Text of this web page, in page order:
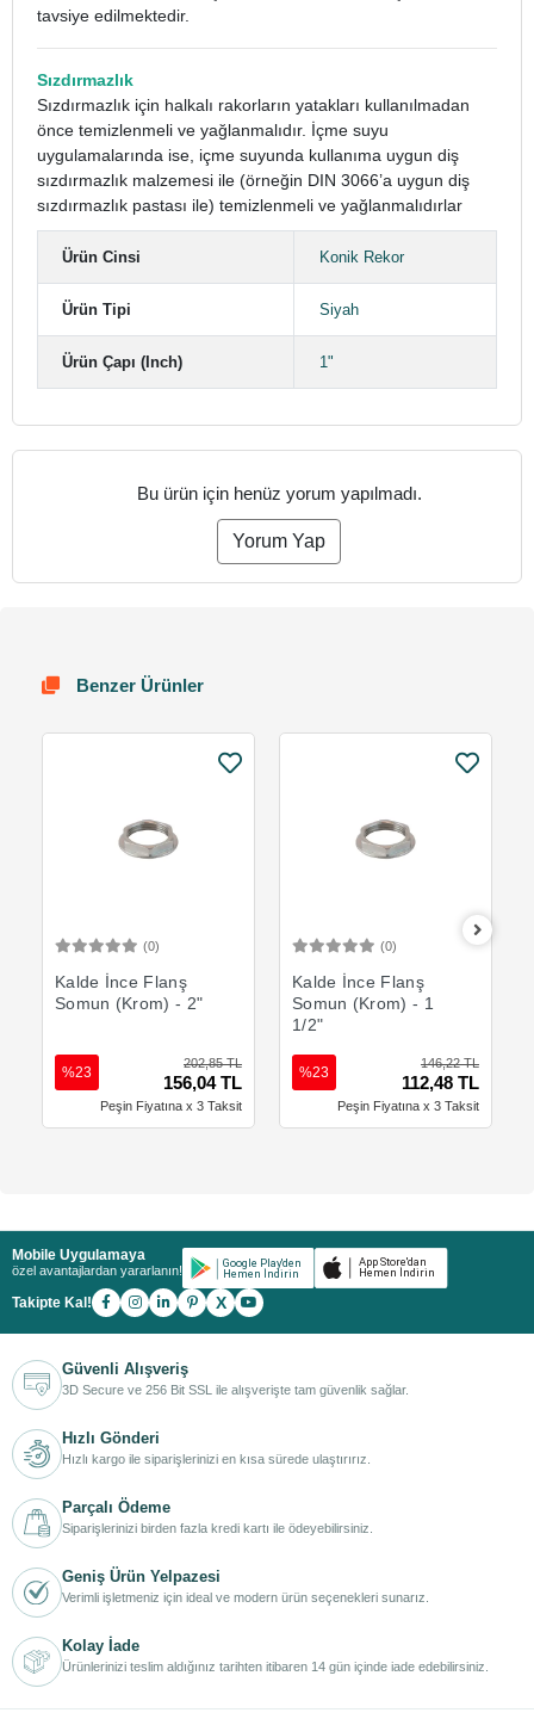
tavsiye edilmektedir.
Sızdırmazlık
Sızdırmazlık için halkalı rakorların yatakları kullanılmadan
önce temizlenmeli ve yağlanmalıdır. İçme suyu
uygulamalarında ise, içme suyunda kullanıma uygun diş
sızdırmazlık malzemesi ile (örneğin DIN 3066’a uygun diş
sızdırmazlık pastası ile) temizlenmeli ve yağlanmalıdırlar
Ürün Cinsi Konik Rekor
Ürün Tipi Siyah
Ürün Çapı (Inch) 1"
Bu ürün için henüz yorum yapılmadı.
Yorum Yap
Benzer Ürünler
(0)
Kalde İnce Flanş
Somun (Krom) - 2"
202,85 TL
156,04 TL
%23
Peşin Fiyatına x 3 Taksit
(0)
Kalde İnce Flanş
Somun (Krom) - 1
1/2"
146,22 TL
112,48 TL
%23
Peşin Fiyatına x 3 Taksit
Mobile Uygulamaya
özel avantajlardan yararlanın!
Takipte Kal! X
Güvenli Alışveriş
3D Secure ve 256 Bit SSL ile alışverişte tam güvenlik sağlar.
Hızlı Gönderi
Hızlı kargo ile siparişlerinizi en kısa sürede ulaştırırız.
Parçalı Ödeme
Siparişlerinizi birden fazla kredi kartı ile ödeyebilirsiniz.
Geniş Ürün Yelpazesi
Verimli işletmeniz için ideal ve modern ürün seçenekleri sunarız.
Kolay İade
Ürünlerinizi teslim aldığınız tarihten itibaren 14 gün içinde iade edebilirsiniz.